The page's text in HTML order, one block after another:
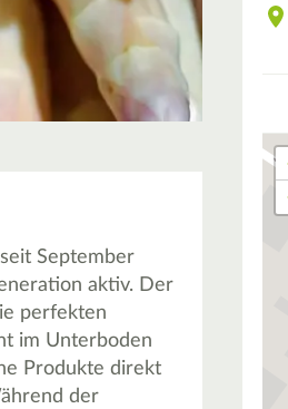
September
aktiv. Der
perfekten
im Unterboden
Produkte direkt
der